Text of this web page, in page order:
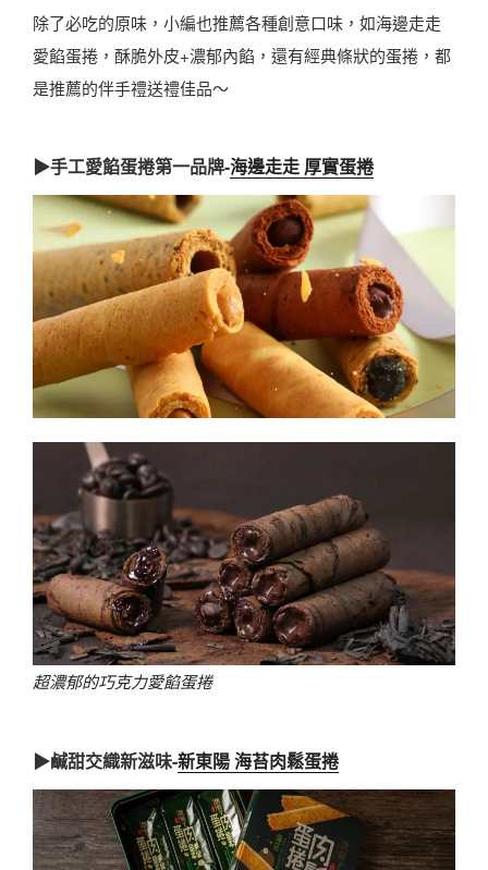
除了必吃的原味，小編也推薦各種創意口味，如海邊走走
愛餡蛋捲，酥脆外皮+濃郁內餡，還有經典條狀的蛋捲，都
是推薦的伴手禮送禮佳品～
▶手工愛餡蛋捲第一品牌-海邊走走 厚實蛋捲
超濃郁的巧克力愛餡蛋捲
▶鹹甜交織新滋味-新東陽 海苔肉鬆蛋捲